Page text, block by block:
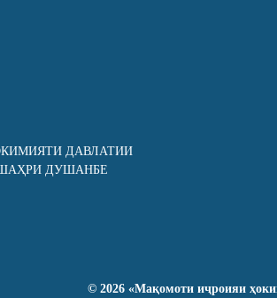
ДАВЛАТИИ
ДУШАНБЕ
© 2026«Мақомоти иҷроияи